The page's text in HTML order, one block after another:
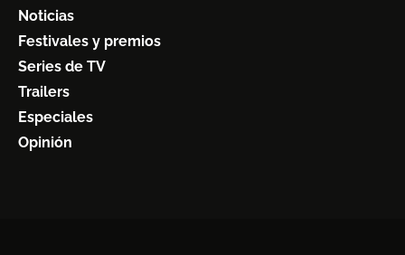
Noticias
Festivales y premios
Series de TV
Trailers
Especiales
Opinión